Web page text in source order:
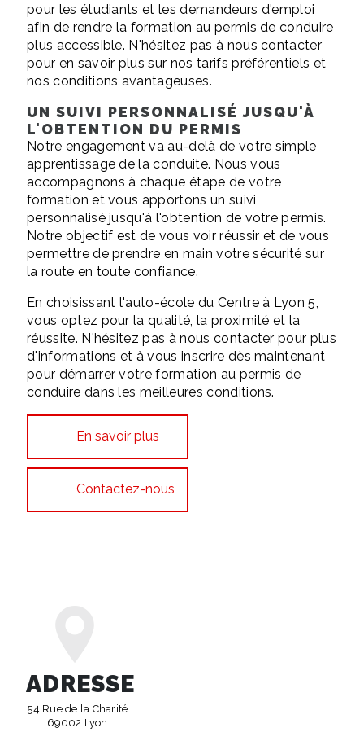
pour les étudiants et les demandeurs d'emploi
afin de rendre la formation au permis de conduire
plus accessible. N'hésitez pas à nous contacter
pour en savoir plus sur nos tarifs préférentiels et
nos conditions avantageuses.
UN SUIVI PERSONNALISÉ JUSQU'À
L'OBTENTION DU PERMIS
Notre engagement va au-delà de votre simple
apprentissage de la conduite. Nous vous
accompagnons à chaque étape de votre
formation et vous apportons un suivi
personnalisé jusqu'à l'obtention de votre permis.
Notre objectif est de vous voir réussir et de vous
permettre de prendre en main votre sécurité sur
la route en toute confiance.
En choisissant l'auto-école du Centre à Lyon 5,
vous optez pour la qualité, la proximité et la
réussite. N'hésitez pas à nous contacter pour plus
d'informations et à vous inscrire dès maintenant
pour démarrer votre formation au permis de
conduire dans les meilleures conditions.
En savoir plus
Contactez-nous
ADRESSE
54 Rue de la Charité
69002 Lyon